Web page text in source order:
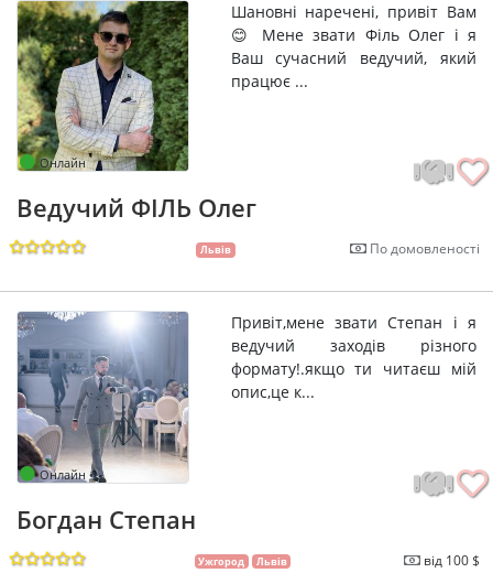
Онлайн
Шановні наречені, привіт Вам
😊 Мене звати Філь Олег і я
Ваш сучасний ведучий, який
працює ...
Ведучий ФІЛЬ Олег
Львів По домовленості
Онлайн
Привіт,мене звати Степан і я
ведучий заходів різного
формату!.якщо ти читаєш мій
опис,це к...
Богдан Степан
Ужгород Львів від 100 $